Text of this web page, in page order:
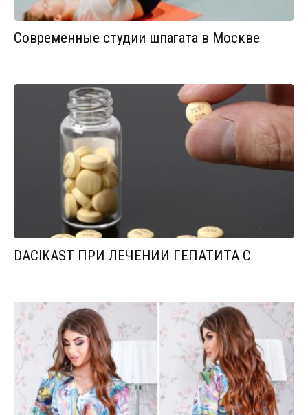
Современные студии шпагата в Москве
DACIKAST ПРИ ЛЕЧЕНИИ ГЕПАТИТА С